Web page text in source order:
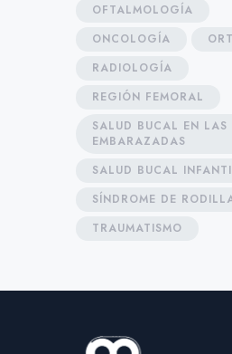
OFTALMOLOGÍA
ONCOLOGÍA
RADIOLOGÍA
REGIÓN FEMORAL
SALUD BUCAL EN LAS
EMBARAZADAS
SALUD BUCAL
SÍNDROME DE
TRAUMATISMO